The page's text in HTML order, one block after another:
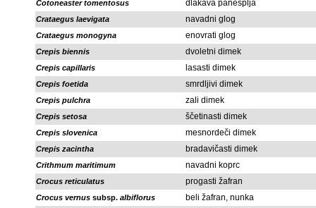
Cotoneaster tomentosus dlakava panešplja
Crataegus laevigata navadni glog
Crataegus monogyna enovrati glog
Crepis biennis dvoletni dimek
Crepis capillaris lasasti dimek
Crepis foetida smrdljivi dimek
Crepis pulchra zali dimek
Crepis setosa ščetinasti dimek
Crepis slovenica mesnordeči dimek
Crepis zacintha bradavičasti dimek
Crithmum maritimum navadni koprc
Crocus reticulatus progasti žafran
Crocus vernus subsp. albiflorus beli žafran, nunka